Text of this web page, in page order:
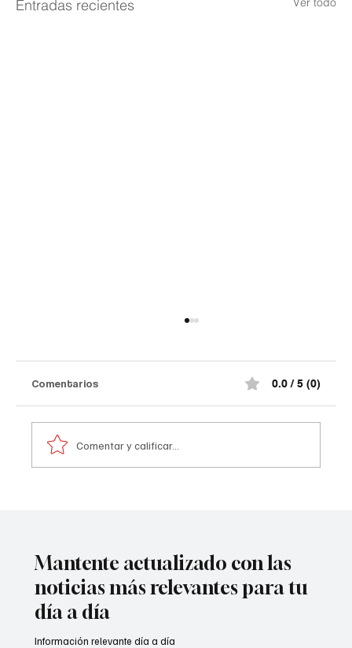
Entradas recientes
Comentarios 0.0 / 5 (0)
Comentar y calificar...
Mantente actualizado con las
noticias más relevantes para tu
día a día
Información relevante día a día